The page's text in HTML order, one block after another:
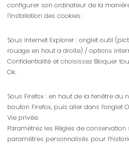
configurer son ordinateur de la
l’installation des cookies :
Sous Internet Explorer : onglet outil
rouage en haut a droite) / options
Confidentialité et choisissez Bloquer
Ok.
Sous Firefox : en haut de la fenêtre du
bouton Firefox, puis aller dans l’onglet
Vie privée.
Paramétrez les Règles de conservation
paramètres personnalisés pour